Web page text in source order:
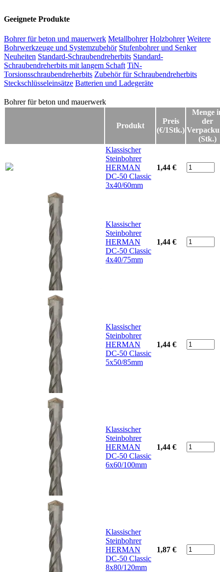
Geeignete Produkte
Bohrer für beton und mauerwerk Metallbohrer Holzbohrer Weitere
Bohrwerkzeuge und Systemzubehör Stufenbohrer und Senker
Neuheiten Standard-Schraubendreherbits Standard-
Schraubendreherbits mit langem Schaft TiN-
Torsionsschraubendreherbits Zubehör für Schraubendreherbits
Steckschlüsseleinsätze Batterien und Ladegeräte
Bohrer für beton und mauerwerk
Bohrer für beton und mauerwerk
Produkt
Preis
(€/1Stk.)
Menge
der
(Stk.)
Klassischer
Steinbohrer
HERMAN
DC-50 Classic
3x40/60mm
1,44 €
Klassischer
Steinbohrer
HERMAN
DC-50 Classic
4x40/75mm
1,44 €
Klassischer
Steinbohrer
HERMAN
DC-50 Classic
5x50/85mm
1,44 €
Klassischer
Steinbohrer
HERMAN
DC-50 Classic
6x60/100mm
1,44 €
Klassischer
Steinbohrer
HERMAN
DC-50 Classic
8x80/120mm
1,87 €